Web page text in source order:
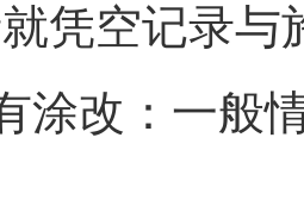
凭空记录
涂改： 一般